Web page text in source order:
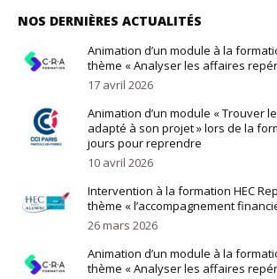
NOS DERNIÈRES ACTUALITÉS
Animation d’un module à la
thème « Analyser les affaires
17 avril 2026
Animation d’un module « Trouver
adapté à son projet » lors de la
jours pour reprendre
10 avril 2026
Intervention à la formation HEC
thème « l’accompagnement
26 mars 2026
Animation d’un module à la
thème « Analyser les affaires